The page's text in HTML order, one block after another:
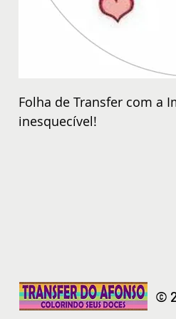
Folha de Transfer com a
inesquecível!
©